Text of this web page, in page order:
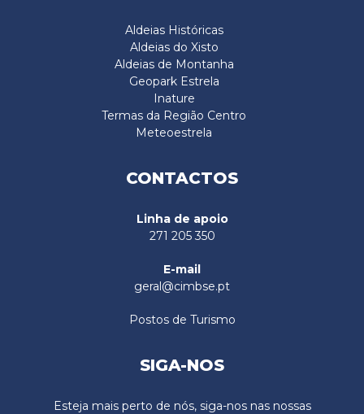
Aldeias Históricas
Aldeias do Xisto
Aldeias de Montanha
Geopark Estrela
Inature
Termas da Região Centro
Meteoestrela
CONTACTOS
Linha de apoio
271 205 350
E-mail
geral@cimbse.pt
Postos de Turismo
SIGA-NOS
Esteja mais perto de nós, siga-nos nas nossas